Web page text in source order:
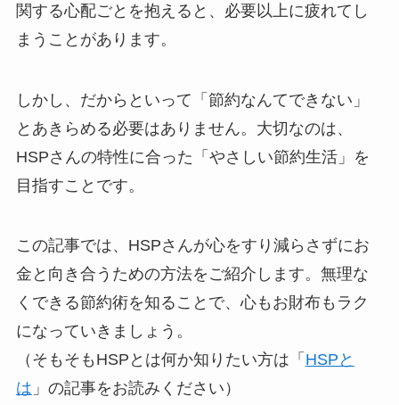
関する心配ごとを抱えると、必要以上に疲れてし
まうことがあります。
しかし、だからといって「節約なんてできない」
とあきらめる必要はありません。大切なのは、
HSPさんの特性に合った「やさしい節約生活」を
目指すことです。
この記事では、HSPさんが心をすり減らさずにお
金と向き合うための方法をご紹介します。無理な
くできる節約術を知ることで、心もお財布もラク
になっていきましょう。
（そもそもHSPとは何か知りたい方は「 HSPと
は 」の記事をお読みください）